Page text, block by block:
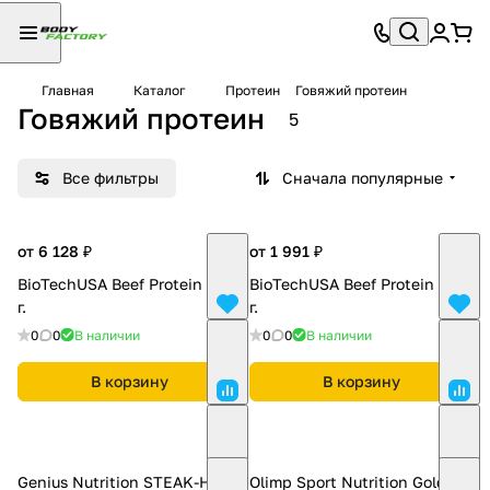
Главная Каталог Протеин Говяжий протеин
Говяжий протеин 5
Все фильтры Сначала популярные
от 6 128 ₽
BioTechUSA Beef Protein 1816
г.
0 0 В наличии
В корзину
от 1 991 ₽
BioTechUSA Beef Protein 500
г.
0 0 В наличии
В корзину
Genius Nutrition STEAK-HP Olimp Sport Nutrition Gold